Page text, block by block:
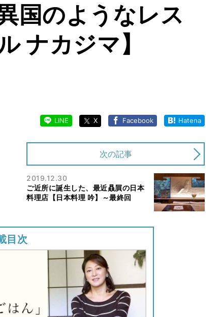
国のようなレス
ナカジマ】
LINE X Facebook Hatena
次の記事
2019.12.30
ご近所に誕生した、最近贔屓の日本
料理店【日本料理 吟】～最終回
目次